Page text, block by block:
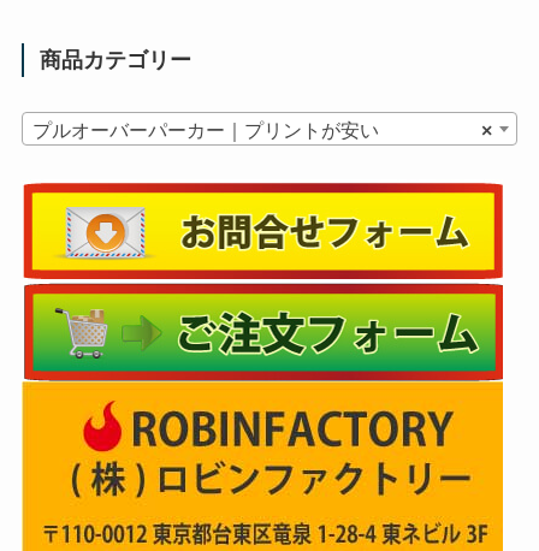
商品カテゴリー
×
プルオーバーパーカー｜プリントが安い